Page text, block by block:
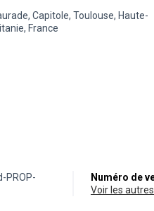
Capitole, Toulouse, Haute-
France
PROP-
Numéro de
voir les